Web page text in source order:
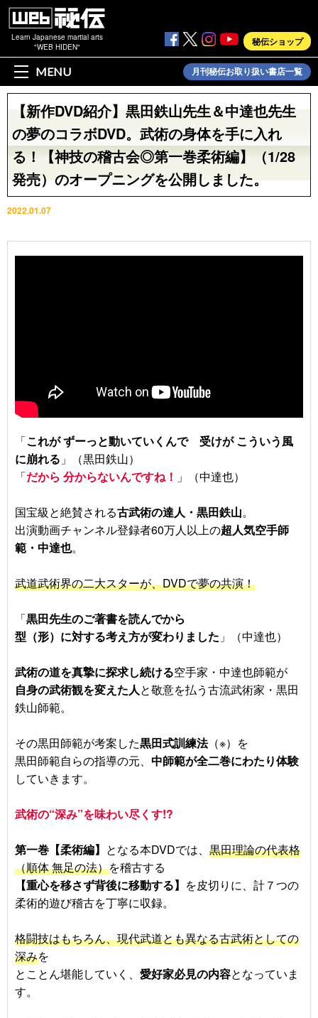
Learn Japanese martial arts
"WEB HIDEN"
秘伝ショップ
MENU 月刊秘伝お取り扱い書店一覧
【新作DVD紹介】黒田鉄山先生＆中達也先生
の夢のコラボDVD。武術の身体を手に入れ
る！【神技の稽古会◎第一巻柔術編】（1/28
発売）のオープニングを公開しました。
2022.01.07
「これが ずーっと動いていくんで 受けが こういう風
に崩れる 」（黒田鉄山）
「だから 分からないんですね！ 」（中達也）
国宝級と絶賛される古武術の達人・黒田鉄山。
出演動画チャンネル登録者60万人以上の超人気空手師
範・中達也。
武道武術界の二大スターが、DVDで夢の共演！
「黒田先生のご著書を読んでから
型（形）に対する考え方が変わりました 」（中達也）
武術の道を真摯に探求し続ける空手家・中達也師範が
自身の武術観を変えた人と敬意を払う古流武術家・黒田
鉄山師範。
その黒田師範が考案した黒田式訓練法（※）を
黒田師範自らの指導の元、 中師範が全二巻にわたり体験
していきます。
武術の“深み”を味わい尽くす!?
第一巻【柔術編】 となる本DVDでは、 黒田理論の代表格
（順体 無足の法）を稽古する
【重心を移さず背後に移動する】 を皮切りに、計７つの
柔術的遊び稽古を丁寧に収録。
格闘技はもちろん、現代武道とも異なる古武術としての
深みを
とことん堪能していく、 愛好家必見の内容となっていま
す。